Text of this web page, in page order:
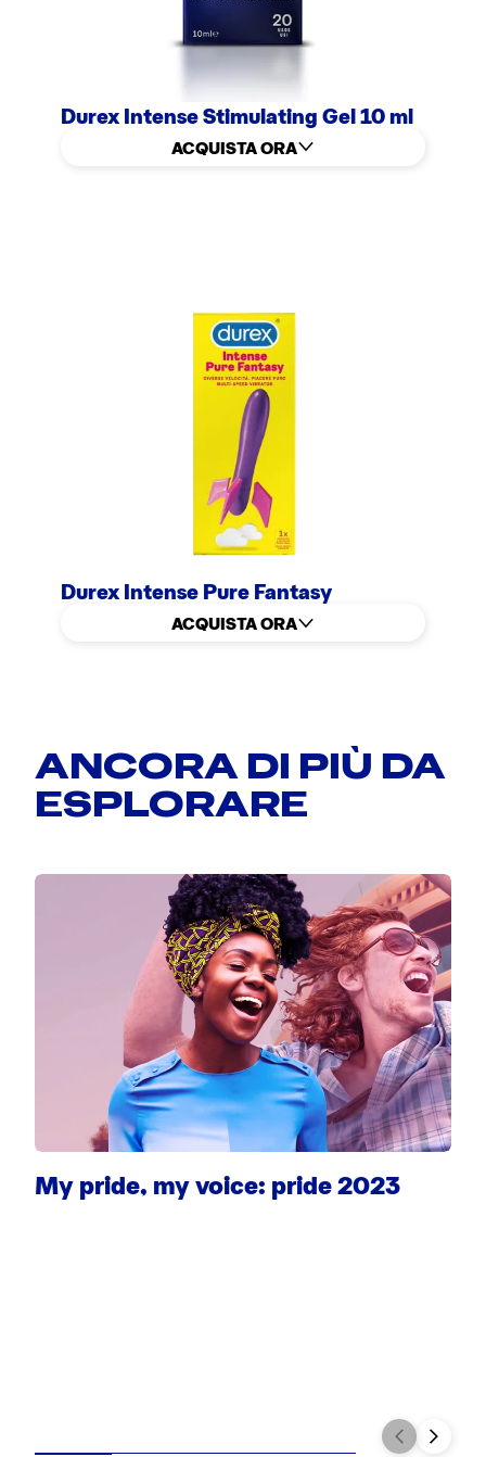
Durex Intense Stimulating Gel 10 ml
ACQUISTA ORA
Durex Intense Pure Fantasy
ACQUISTA ORA
ANCORA DI PIÙ DA
ESPLORARE
My pride, my voice: pride 2023